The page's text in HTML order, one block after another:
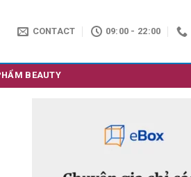
CONTACT 09:00 - 22:00
BEAUTY